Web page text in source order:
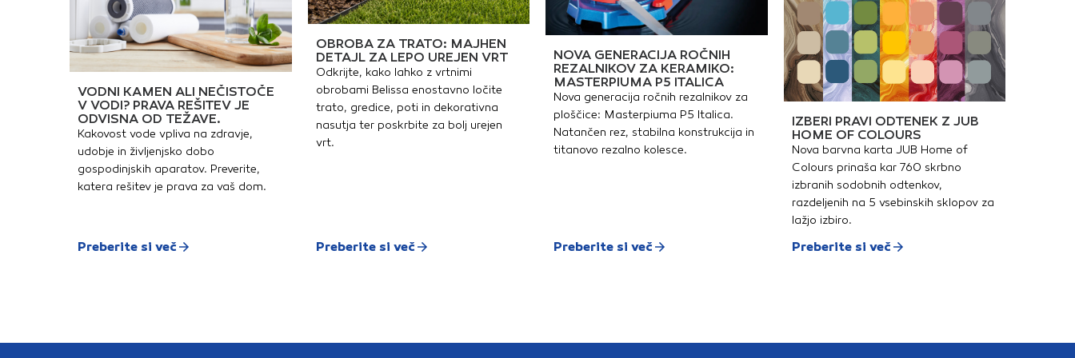
VODNI KAMEN ALI NEČISTOČE
V VODI? PRAVA REŠITEV JE
ODVISNA OD TEŽAVE.
Kakovost vode vpliva na zdravje,
udobje in življenjsko dobo
gospodinjskih aparatov. Preverite,
katera rešitev je prava za vaš dom.
Preberite si več
OBROBA ZA TRATO: MAJHEN
DETAJL ZA LEPO UREJEN VRT
Odkrijte, kako lahko z vrtnimi
obrobami Belissa enostavno ločite
trato, gredice, poti in dekorativna
nasutja ter poskrbite za bolj urejen
vrt.
Preberite si več
NOVA GENERACIJA ROČNIH
REZALNIKOV ZA KERAMIKO:
MASTERPIUMA P5 ITALICA
Nova generacija ročnih rezalnikov za
ploščice: Masterpiuma P5 Italica.
Natančen rez, stabilna konstrukcija in
titanovo rezalno kolesce.
Preberite si več
IZBERI PRAVI ODTENEK Z JUB
HOME OF COLOURS
Nova barvna karta JUB Home of
Colours prinaša kar 760 skrbno
izbranih sodobnih odtenkov,
razdeljenih na 5 vsebinskih sklopov za
lažjo izbiro.
Preberite si več